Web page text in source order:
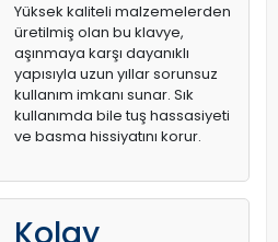
Yüksek kaliteli malzemelerden
üretilmiş olan bu klavye,
aşınmaya karşı dayanıklı
yapısıyla uzun yıllar sorunsuz
kullanım imkanı sunar. Sık
kullanımda bile tuş hassasiyeti
ve basma hissiyatını korur.